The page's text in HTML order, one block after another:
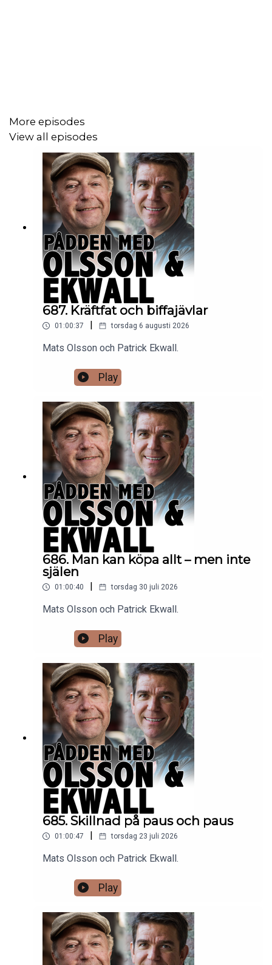
More episodes
View all episodes
687. Kräftfat och biffajävlar
01:00:37 | torsdag 6 augusti 2026
Mats Olsson och Patrick Ekwall.
Play
686. Man kan köpa allt – men inte
själen
01:00:40 | torsdag 30 juli 2026
Mats Olsson och Patrick Ekwall.
Play
685. Skillnad på paus och paus
01:00:47 torsdag 23 juli 2026
Mats Olsson och Patrick Ekwall.
Play